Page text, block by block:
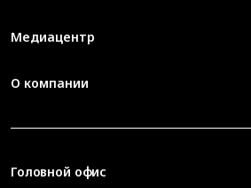
Медиацентр
О компании
Головной офис